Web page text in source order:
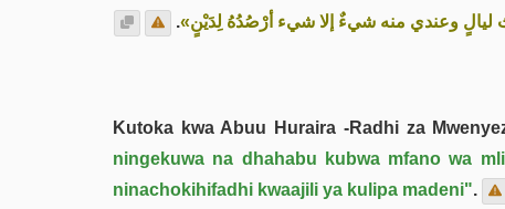
ليالٍ وعندي منه شيءٌ إلا شيء أرْصُدُهُ لِدَيْنٍ».
Kutoka kwa Abuu Huraira -Radhi za
ningekuwa na dhahabu kubwa mfano wa
ninachokihifadhi kwaajili ya kulipa madeni".